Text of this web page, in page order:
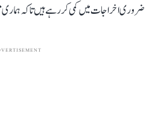
ضروری اخراجات میں کمی کر رہے ہیں تاکہ